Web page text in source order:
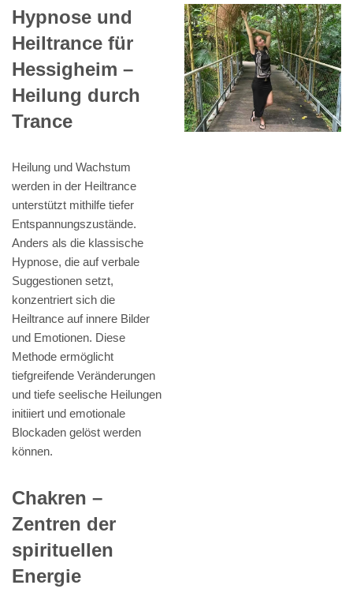
Hypnose und
Heiltrance für
Hessigheim –
Heilung durch
Trance
Heilung und Wachstum
werden in der Heiltrance
unterstützt mithilfe tiefer
Entspannungszustände.
Anders als die klassische
Hypnose, die auf verbale
Suggestionen setzt,
konzentriert sich die
Heiltrance auf innere Bilder
und Emotionen. Diese
Methode ermöglicht
tiefgreifende Veränderungen
und tiefe seelische Heilungen
initiiert und emotionale
Blockaden gelöst werden
können.
Chakren –
Zentren der
spirituellen
Energie